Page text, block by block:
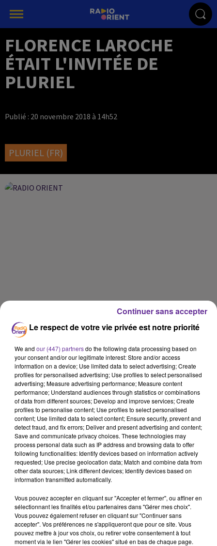
FLORENCE LAROCHE
ÉTAIT L'INVITÉE DE
PLURIEL
Publié : 20 novembre 2018 à 14h52
PLURIEL (FR)
Pluriel (FR)
20 novembre 2018 - 37 min 44 sec
FLORENCE LAROCHE ÉTAIT L'INVITÉE DE
Radio Orient
Pluriel (FR)
L’invitée de Pluriel du 19 novembre 2018 à 19 h était Florence
Le respect de votre vie privée est notre priorité
We and our (447) partnersdo the following data processing based on
your consent and/or our legitimate interest: Store and/or access
information on a device; Use limited data to select advertising; Create
profiles for personalised advertising; Use profiles to select personalised
advertising; Measure advertising performance; Measure content
performance; Understand audiences through statistics or combinations
of data from different sources; Develop and improve services; Create
profiles to personalise content; Use profiles to select personalised
content; Use limited data to select content; Ensure security, prevent and
detect fraud, and fix errors; Deliver and present advertising and content;
Save and communicate privacy choices. These technologies may
process personal data such as IP address and browsing data to offer
following functionalities: Identify devices based on information actively
requested; Use precise geolocation data; Match and combine data from
other data sources; Link different devices; Identify devices based on
information transmitted automatically.
Vous pouvez accepter en cliquant sur "Accepter et fermer", ou affiner en
sélectionnant les finalités et/ou partenaires dans "Gérer mes choix".
Vous pouvez également refuser en cliquant sur "Continuer sans
accepter". Vos préférences ne s'appliqueront que pour ce site. Vous
pouvez mettre à jour vos choix, ou retirer votre consentement à tout
moment via le lien "Gérer les cookies" situé en bas de chaque page.
Continuer sans accepter